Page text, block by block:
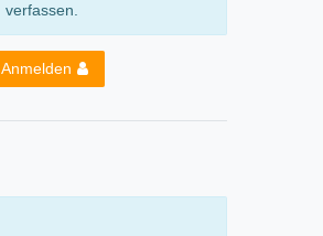
verfassen.
Anmelden